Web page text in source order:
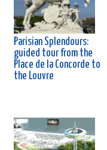
Parisian Splendours:
guided tour from the
Place de la Concorde to
the Louvre